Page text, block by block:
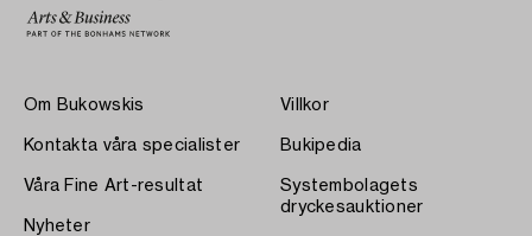
Om Bukowskis
Kontakta våra specialister
Våra Fine Art-resultat
Nyheter
Villkor
Bukipedia
Systembolagets
dryckesauktioner